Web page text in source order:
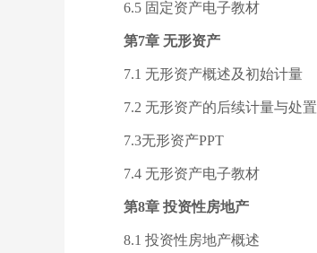
6.5 固定资产电子教材
第7章 无形资产
7.1 无形资产概述及初始计量
7.2 无形资产的后续计量与处置
7.3无形资产PPT
7.4 无形资产电子教材
第8章 投资性房地产
8.1 投资性房地产概述